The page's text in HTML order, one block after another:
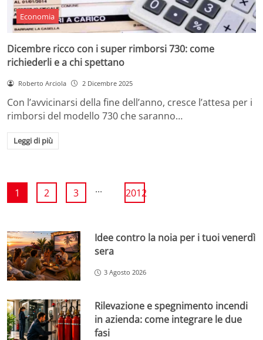
Economia
Dicembre ricco con i super rimborsi 730: come
richiederli e a chi spettano
Roberto Arciola 2 Dicembre 2025
Con l’avvicinarsi della fine dell’anno, cresce l’attesa per i
rimborsi del modello 730 che saranno…
Leggi di più
1 2 3 ... 2012
Idee contro la noia per i tuoi venerdì
sera
3 Agosto 2026
Rilevazione e spegnimento incendi
in azienda: come integrare le due
fasi